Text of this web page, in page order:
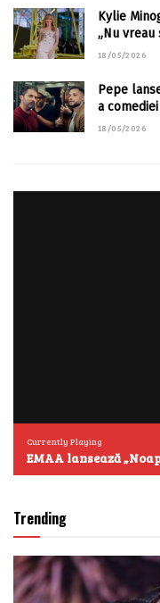
Kylie
„Nu vreau
18/05/2026
Pepe
a
18/05/2026
Currently Playing
Trending